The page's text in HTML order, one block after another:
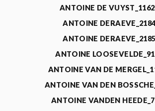
ANTOINE DE
ANTOINE
ANTOINE
ANTOINE
ANTOINE VAN DE
ANTOINE VAN DEN
ANTOINE VANDEN